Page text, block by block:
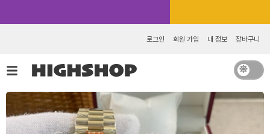
건
너
뛰
로그인 회원 가입 내 정보 장바구니